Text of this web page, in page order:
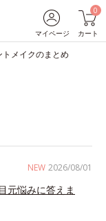
マイページ
0
カート
トメイクのまとめ
NEW 2026/08/01
元悩みに答えま